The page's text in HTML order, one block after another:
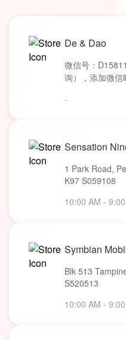
De & Dao
微信号：
询），添加微信
-
Sensation
1 Park Road,
K97 S059108
10:00 AM -
Symbian
Blk 513
S520513
10:00 AM -